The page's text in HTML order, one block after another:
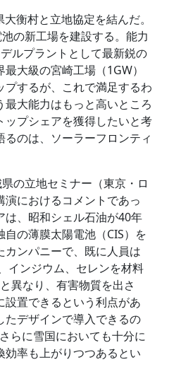
衡村と立地協定を結んだ。
の新工場を建設する。能力
ルプラントとして最新鋭の
大級の宮崎工場（1GW）
するが、これで満足するわ
大能力はもっと高いところ
ップシェアを獲得したいと考
のは、ソーラーフロンティ
の立地セミナー（東京・ロ
におけるコメントであっ
は、昭和シェル石油が40年
の薄膜太陽電池（CIS）を
ンパニーで、既に人員は
インジウム、セレンを材料
異なり、有害物質を出さ
置できるという利点があ
たデザインで導入できるの
らに雪国においても十分に
率も上がりつつあるとい